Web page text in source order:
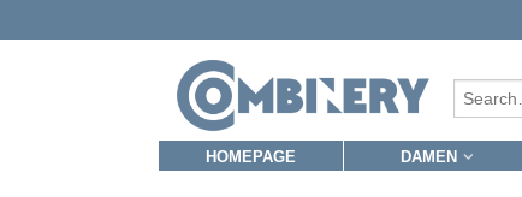
HOMEPAGE DAMEN